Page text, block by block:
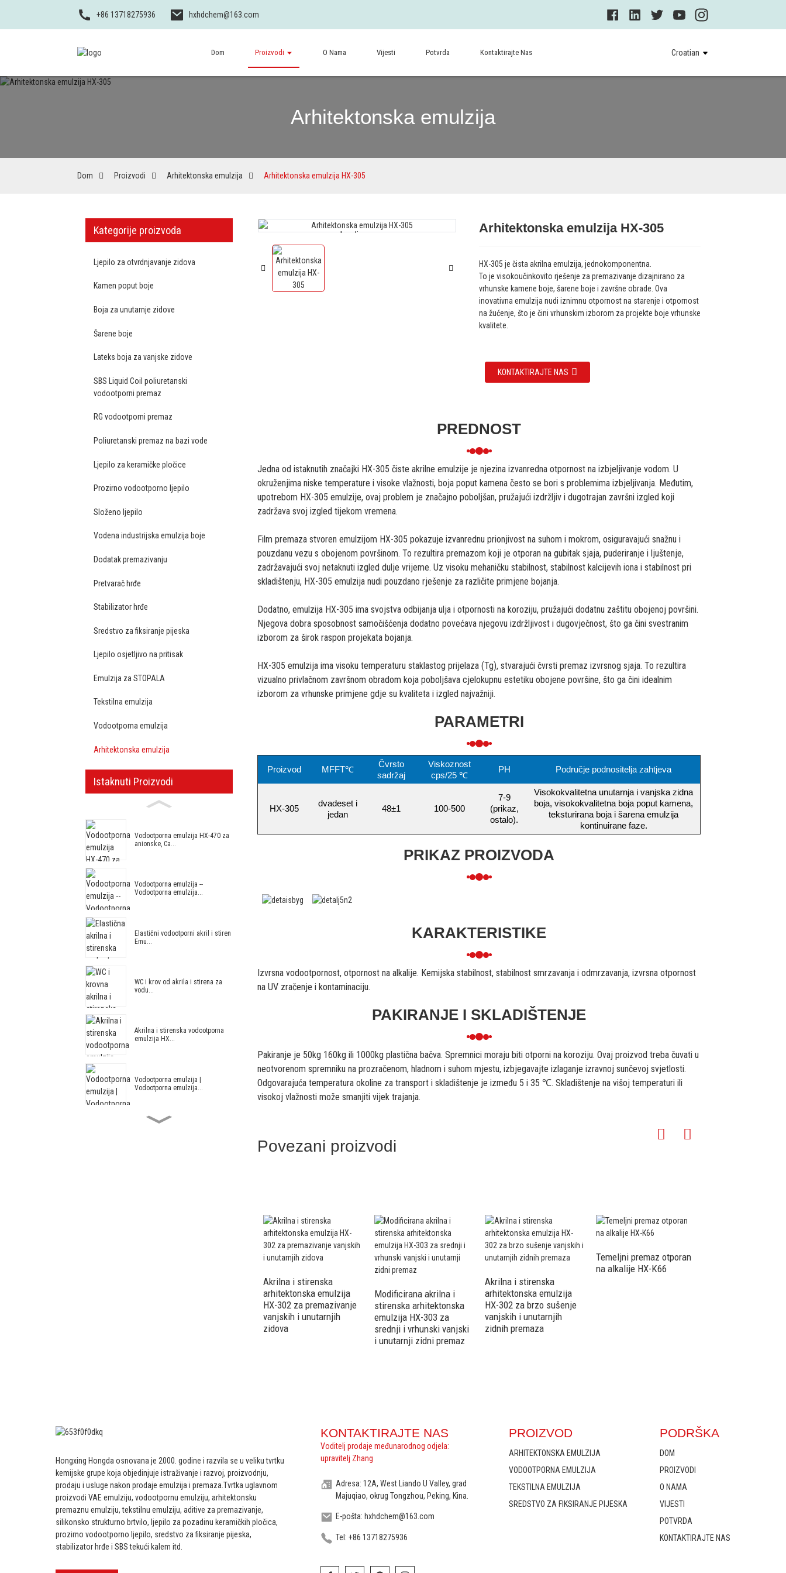
+86 13718275936 hxhdchem@163.com
Dom Proizvodi O Nama Vijesti Potvrda Kontaktirajte Nas Croatian
Arhitektonska emulzija
Dom Proizvodi Arhitektonska emulzija Arhitektonska emulzija HX-305
Kategorije proizvoda
Ljepilo za otvrdnjavanje zidova
Kamen poput boje
Boja za unutarnje zidove
Šarene boje
Lateks boja za vanjske zidove
SBS Liquid Coil poliuretanski
vodootporni premaz
RG vodootporni premaz
Poliuretanski premaz na bazi vode
Ljepilo za keramičke pločice
Prozirno vodootporno ljepilo
Složeno ljepilo
Vodena industrijska emulzija boje
Dodatak premazivanju
Pretvarač hrđe
Stabilizator hrđe
Sredstvo za fiksiranje pijeska
Ljepilo osjetljivo na pritisak
Emulzija za STOPALA
Tekstilna emulzija
Vodootporna emulzija
Arhitektonska emulzija
Istaknuti Proizvodi
Vodootporna emulzija HX-470 za
anionske, Ca...
Vodootporna emulzija --
Vodootporna emulzija...
Elastični vodootporni akril i stiren
Emu...
WC i krov od akrila i stirena za
vodu...
Akrilna i stirenska vodootporna
emulzija HX...
Vodootporna emulzija |
Vodootporna emulzija...
Loading...
Loading... Arhitektonska emulzija HX-305
HX-305 je čista akrilna emulzija, jednokomponentna.
To je visokoučinkovito rješenje za premazivanje dizajnirano za
vrhunske kamene boje, šarene boje i završne obrade. Ova
inovativna emulzija nudi iznimnu otpornost na starenje i otpornost
na žućenje, što je čini vrhunskim izborom za projekte boje vrhunske
kvalitete.
KONTAKTIRAJTE NAS
PREDNOST
Jedna od istaknutih značajki HX-305 čiste akrilne emulzije je njezina izvanredna otpornost na izbjeljivanje vodom. U
okruženjima niske temperature i visoke vlažnosti, boja poput kamena često se bori s problemima izbjeljivanja. Međutim,
upotrebom HX-305 emulzije, ovaj problem je značajno poboljšan, pružajući izdržljiv i dugotrajan završni izgled koji
zadržava svoj izgled tijekom vremena.
Film premaza stvoren emulzijom HX-305 pokazuje izvanrednu prionjivost na suhom i mokrom, osiguravajući snažnu i
pouzdanu vezu s obojenom površinom. To rezultira premazom koji je otporan na gubitak sjaja, puderiranje i ljuštenje,
zadržavajući svoj netaknuti izgled dulje vrijeme. Uz visoku mehaničku stabilnost, stabilnost kalcijevih iona i stabilnost pri
skladištenju, HX-305 emulzija nudi pouzdano rješenje za različite primjene bojanja.
Dodatno, emulzija HX-305 ima svojstva odbijanja ulja i otpornosti na koroziju, pružajući dodatnu zaštitu obojenoj površini.
Njegova dobra sposobnost samočišćenja dodatno povećava njegovu izdržljivost i dugovječnost, što ga čini svestranim
izborom za širok raspon projekata bojanja.
HX-305 emulzija ima visoku temperaturu staklastog prijelaza (Tg), stvarajući čvrsti premaz izvrsnog sjaja. To rezultira
vizualno privlačnom završnom obradom koja poboljšava cjelokupnu estetiku obojene površine, što ga čini idealnim
izborom za vrhunske primjene gdje su kvaliteta i izgled najvažniji.
PARAMETRI
Proizvod MFFT℃
Čvrsto
sadržaj
Viskoznost
cps/25 ℃
PH Područje podnositelja zahtjeva
HX-305
dvadeset i
jedan
48±1 100-500
7-9
(prikaz,
ostalo).
Visokokvalitetna unutarnja i vanjska zidna
boja, visokokvalitetna boja poput kamena,
teksturirana boja i šarena emulzija
kontinuirane faze.
PRIKAZ PROIZVODA
KARAKTERISTIKE
Izvrsna vodootpornost, otpornost na alkalije. Kemijska stabilnost, stabilnost smrzavanja i odmrzavanja, izvrsna otpornost
na UV zračenje i kontaminaciju.
PAKIRANJE I SKLADIŠTENJE
Pakiranje je 50kg 160kg ili 1000kg plastična bačva. Spremnici moraju biti otporni na koroziju. Ovaj proizvod treba čuvati u
neotvorenom spremniku na prozračenom, hladnom i suhom mjestu, izbjegavajte izlaganje izravnoj sunčevoj svjetlosti.
Odgovarajuća temperatura okoline za transport i skladištenje je između 5 i 35 ℃. Skladištenje na višoj temperaturi ili
visokoj vlažnosti može smanjiti vijek trajanja.
Povezani proizvodi
Akrilna i stirenska
arhitektonska emulzija
HX-302 za premazivanje
vanjskih i unutarnjih
zidova
Modificirana akrilna i
stirenska arhitektonska
emulzija HX-303 za
srednji i vrhunski vanjski
i unutarnji zidni premaz
Akrilna i stirenska
arhitektonska emulzija
HX-302 za brzo sušenje
vanjskih i unutarnjih
zidnih premaza
Temeljni premaz otporan
na alkalije HX-K66
Hongxing Hongda osnovana je 2000. godine i razvila se u veliku tvrtku
kemijske grupe koja objedinjuje istraživanje i razvoj, proizvodnju,
prodaju i usluge nakon prodaje emulzija i premaza. Tvrtka uglavnom
proizvodi VAE emulziju, vodootpornu emulziju, arhitektonsku
premaznu emulziju, tekstilnu emulziju, aditive za premazivanje,
silikonsko strukturno brtvilo, ljepilo za pozadinu keramičkih pločica,
prozirno vodootporno ljepilo, sredstvo za fiksiranje pijeska,
stabilizator hrđe i SBS tekući kalem itd.
KONTAKTIRAJTE NAS
Voditelj prodaje međunarodnog odjela:
upravitelj Zhang
Adresa: 12A, West Liando U Valley, grad
Majuqiao, okrug Tongzhou, Peking, Kina.
E-pošta: hxhdchem@163.com
Tel: +86 13718275936
PROIZVOD
ARHITEKTONSKA EMULZIJA
VODOOTPORNA EMULZIJA
TEKSTILNA EMULZIJA
SREDSTVO ZA FIKSIRANJE PIJESKA
PODRŠKA
DOM
PROIZVODI
O NAMA
VIJESTI
POTVRDA
KONTAKTIRAJTE NAS